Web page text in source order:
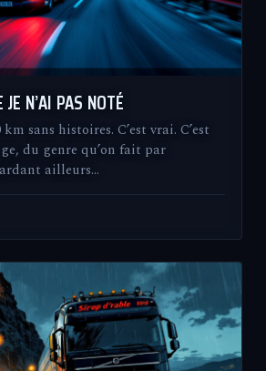
JE N’AI PAS NOTÉ
sans histoires. C’est vrai. C’est
du genre qu’on fait par
ailleurs…